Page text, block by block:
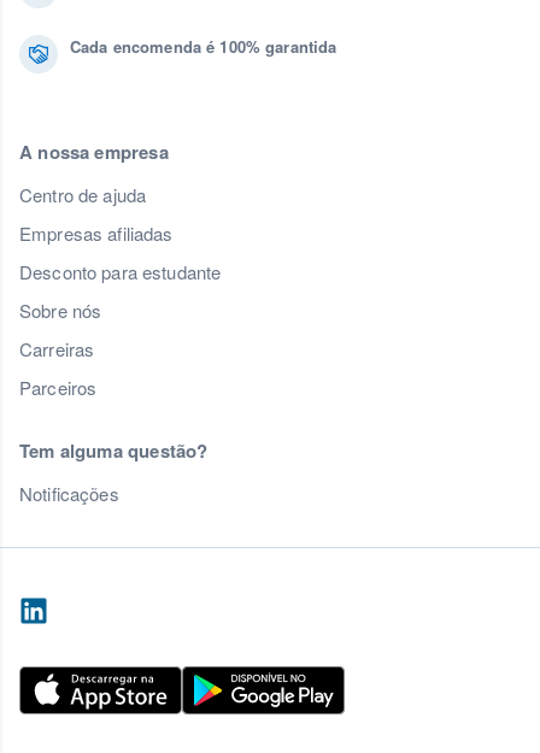
Cada encomenda é 100% garantida
A nossa empresa
Centro de ajuda
Empresas afiliadas
Desconto para estudante
Sobre nós
Carreiras
Parceiros
Tem alguma questão?
Notificações